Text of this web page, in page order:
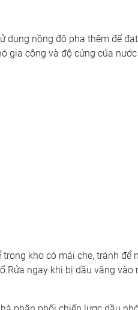
dụng nồng độ pha thêm để
gia công và độ cứng của
kho có mái che, tránh để
ngay khi bị dầu văng vào